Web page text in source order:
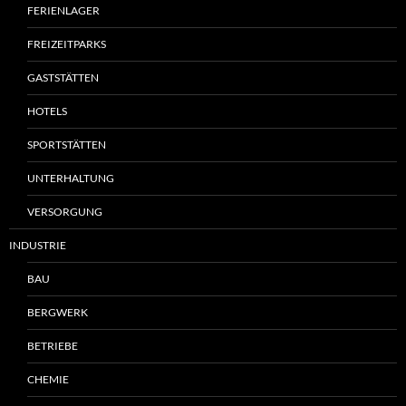
FERIENLAGER
FREIZEITPARKS
GASTSTÄTTEN
HOTELS
SPORTSTÄTTEN
UNTERHALTUNG
VERSORGUNG
INDUSTRIE
BAU
BERGWERK
BETRIEBE
CHEMIE